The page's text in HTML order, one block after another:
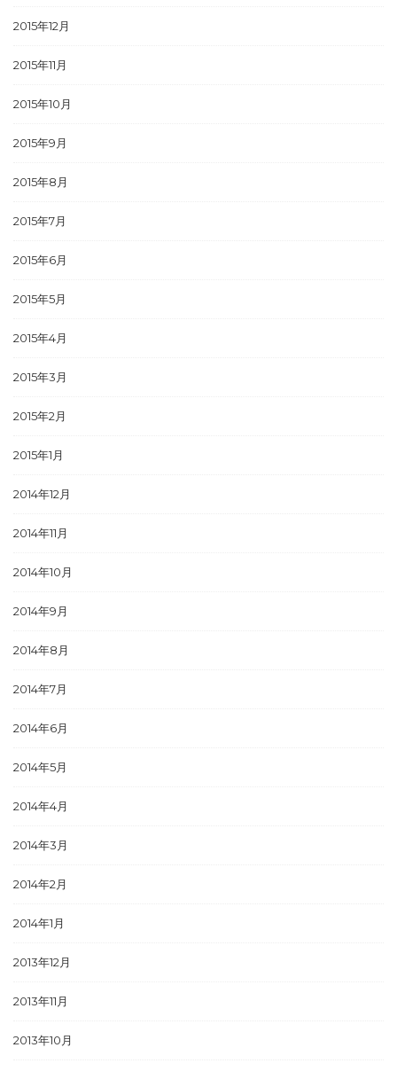
2015年12月
2015年11月
2015年10月
2015年9月
2015年8月
2015年7月
2015年6月
2015年5月
2015年4月
2015年3月
2015年2月
2015年1月
2014年12月
2014年11月
2014年10月
2014年9月
2014年8月
2014年7月
2014年6月
2014年5月
2014年4月
2014年3月
2014年2月
2014年1月
2013年12月
2013年11月
2013年10月